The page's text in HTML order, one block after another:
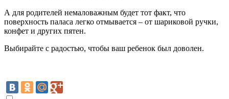
А для родителей немаловажным будет тот факт, что
поверхность паласа легко отмывается – от шариковой ручки,
конфет и других пятен.
Выбирайте с радостью, чтобы ваш ребенок был доволен.